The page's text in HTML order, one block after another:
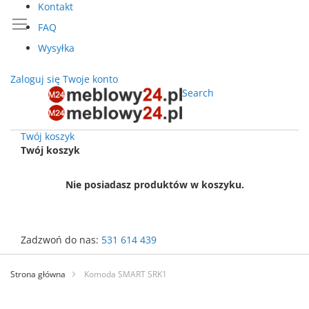
Kontakt
FAQ
Wysyłka
Zaloguj się Twoje konto
Search
Twój koszyk
Twój koszyk
Nie posiadasz produktów w koszyku.
Zadzwoń do nas: 531 614 439
Przejdź
treści
Strona główna Komoda SMART SRK1